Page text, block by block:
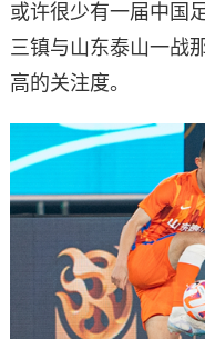
或许很少有一届中国
三镇与山东泰山一战
高的关注度。